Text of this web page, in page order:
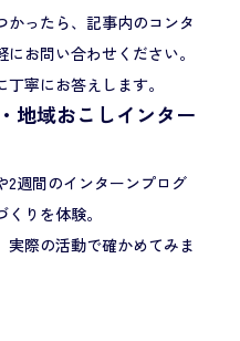
かったら、記事内のコンタ
お問い合わせください。
寧にお答えします。
地域おこしインター
2週間のインターンプログ
りを体験。
実際の活動で確かめてみま